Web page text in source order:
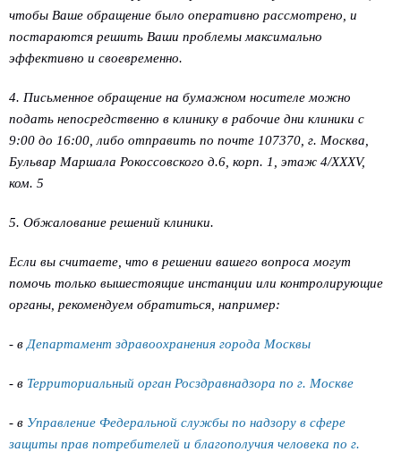
чтобы Ваше обращение было оперативно рассмотрено, и
постараются решить Ваши проблемы максимально
эффективно и своевременно.
4. Письменное обращение на бумажном носителе можно
подать непосредственно в клинику в рабочие дни клиники с
9:00 до 16:00, либо отправить по почте 107370, г. Москва,
Бульвар Маршала Рокоссовского д.6, корп. 1, этаж 4/XXXV,
ком. 5
5. Обжалование решений клиники.
Если вы считаете, что в решении вашего вопроса могут
помочь только вышестоящие инстанции или контролирующие
органы, рекомендуем обратиться, например:
- в Департамент здравоохранения города Москвы
- в Территориальный орган Росздравнадзора по г. Москве
- в Управление Федеральной службы по надзору в сфере
защиты прав потребителей и благополучия человека по г.